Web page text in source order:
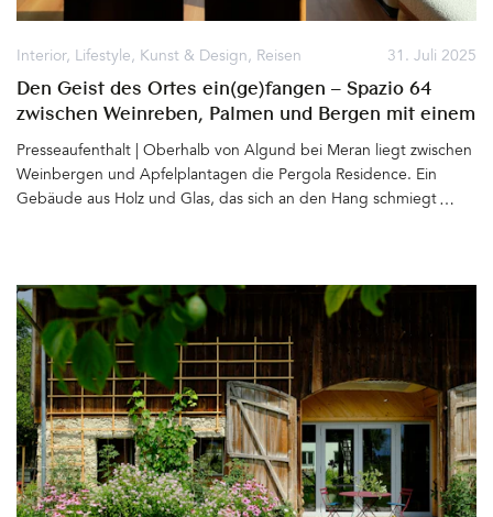
31. Juli 2025
Interior, Lifestyle, Kunst & Design, Reisen
Den Geist des Ortes ein(ge)fangen – Spazio 64
zwischen Weinreben, Palmen und Bergen mit einem
Loft, designed by Hannes Peer
Presseaufenthalt | Oberhalb von Algund bei Meran liegt zwischen
Weinbergen und Apfelplantagen die Pergola Residence. Ein
Gebäude aus Holz und Glas, das sich an den Hang schmiegt und
Penthäusern. Der Baukörper beeindruckt auch heute nicht nur
die Spaziergänger, die meist staunend vor den mit Wein
bewachsenen Pergolen stehen bleiben. Besonders die dort
Erholung suchenden Gäste lieben das Konzept des Hauses –
Großzügige Apartments, viel Raum, Weite, Licht und die
Möglichkeit ganz für sich zu wohnen und doch die
Annehmlichkeiten eines Hotels zu genießen. 2020 entschließt sich
Karin Innerhofer nach Südtirol zurückzukehren und das Hotel der
Eltern zu übernehmen. Ein Neustart mit sich anschließende